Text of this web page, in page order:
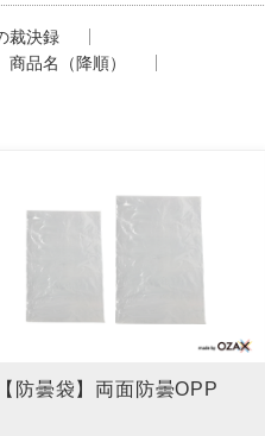
裁決録
商品名（降順）
【防曇袋】両面防曇OPP